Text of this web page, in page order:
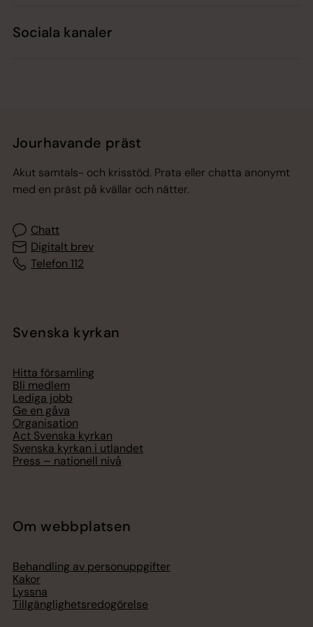
Sociala kanaler
Jourhavande präst
Akut samtals- och krisstöd. Prata eller chatta anonymt
med en präst på kvällar och nätter.
Chatt
Digitalt brev
Telefon 112
Svenska kyrkan
Hitta församling
Bli medlem
Lediga jobb
Ge en gåva
Organisation
Act Svenska kyrkan
Svenska kyrkan i utlandet
Press – nationell nivå
Om webbplatsen
Behandling av personuppgifter
Kakor
Lyssna
Tillgänglighetsredogörelse